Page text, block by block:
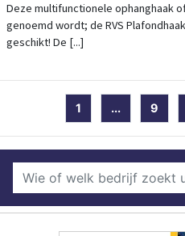
Deze multifunctionele ophanghaak
genoemd wordt; de RVS
geschikt! De [...]
1 ... 9